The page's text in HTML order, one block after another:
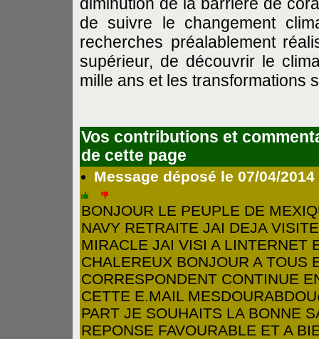
de suivre le changement
recherches préalablement
supérieur, de découvrir le
mille ans et les transformations
Vos contributions et
de cette page
Message déposé le 07/04/
BONJOUR LE PEUPLE DE
NAVY RETRAITE JAI DEJA
MIRACLE JAI VISI A LINTERNET
CHALEREUX BONJOUR A TOUS
CORRESPONDENT CONTINUE
CETTE E.MAIL
PART JE SOUHAITS LA BONNE
REPONSE FAVOURABLE ET A